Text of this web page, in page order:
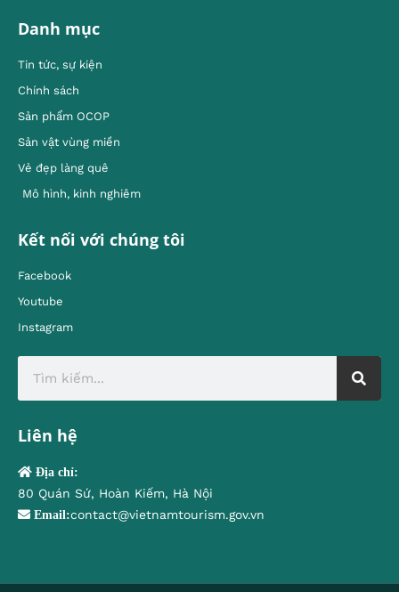
Danh mục
Tin tức, sự kiện
Chính sách
Sản phẩm OCOP
Sản vật vùng miền
Vẻ đẹp làng quê
Mô hình, kinh nghiêm
Kết nối với chúng tôi
Facebook
Youtube
Instagram
Liên hệ
Địa chỉ:
80 Quán Sứ, Hoàn Kiếm, Hà Nội
Email:contact@vietnamtourism.gov.vn